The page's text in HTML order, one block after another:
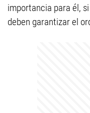
importancia para él,
deben garantizar el